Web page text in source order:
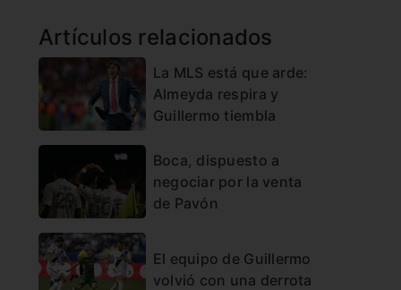
Artículos relacionados
La MLS está que arde:
Almeyda respira y
Guillermo tiembla
Boca, dispuesto a
negociar por la venta
de Pavón
El equipo de Guillermo
volvió con una derrota